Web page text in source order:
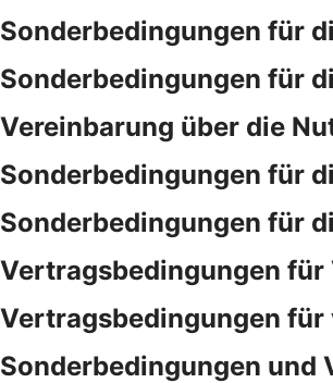
Sonderbedingungen für
Sonderbedingungen für
Vereinbarung über die
Sonderbedingungen für
Sonderbedingungen für
Vertragsbedingungen
Vertragsbedingungen
Sonderbedingungen und